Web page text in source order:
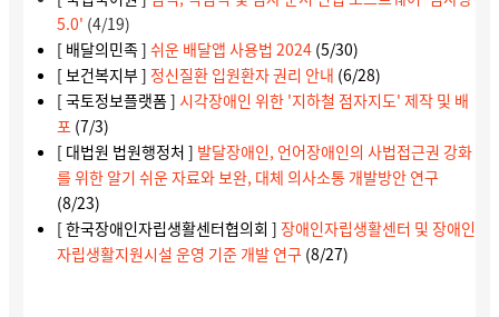
5.0' (4/19)
[ 배달의민족 ] 쉬운 배달앱 사용법 2024 (5/30)
[ 보건복지부 ] 정신질환 입원환자 권리 안내 (6/28)
[ 국토정보플랫폼 ] 시각장애인 위한 '지하철 점자지도' 제작 및 배
포 (7/3)
[ 대법원 법원행정처 ] 발달장애인, 언어장애인의 사법접근권 강화
를 위한 알기 쉬운 자료와 보완, 대체 의사소통 개발방안 연구
(8/23)
[ 한국장애인자립생활센터협의회 ] 장애인자립생활센터 및 장애인
자립생활지원시설 운영 기준 개발 연구 (8/27)